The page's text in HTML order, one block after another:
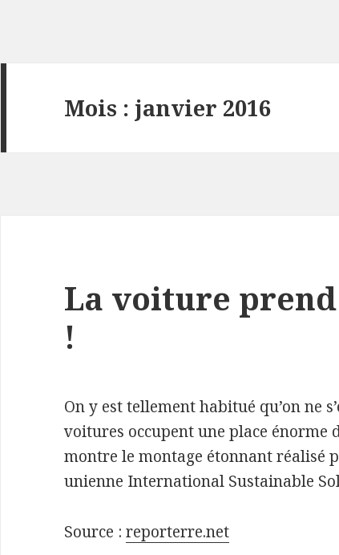
Mois : janvier 2016
La voiture
!
On y est tellement habitué qu’on ne
voitures occupent une place énorme
montre le montage étonnant réalisé
unienne International Sustainable
Source :reporterre.net